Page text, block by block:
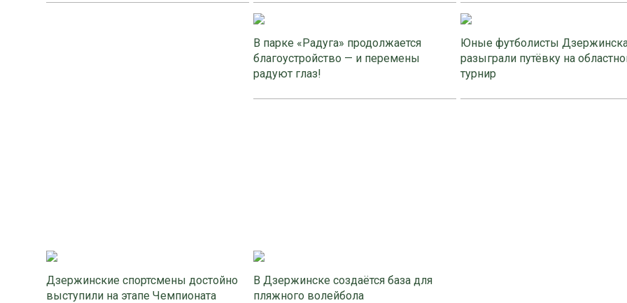
В парке «Радуга» продолжается
благоустройство — и перемены
радуют глаз!
Юные футболисты
разыграли путёвку на
турнир
Дзержинские спортсмены достойно
выступили на этапе Чемпионата
В Дзержинске создаётся база для
пляжного волейбола